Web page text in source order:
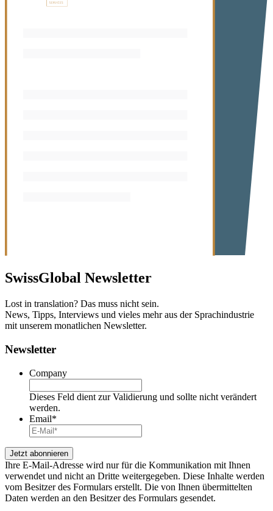
SwissGlobal Newsletter
Lost in translation? Das muss nicht sein.
News, Tipps, Interviews und vieles mehr aus der Sprachindustrie
mit unserem monatlichen Newsletter.
Newsletter
Company
Dieses Feld dient zur Validierung und sollte nicht verändert
werden.
Email*
Ihre E-Mail-Adresse wird nur für die Kommunikation mit Ihnen
verwendet und nicht an Dritte weitergegeben. Diese Inhalte werden
vom Besitzer des Formulars erstellt. Die von Ihnen übermittelten
Daten werden an den Besitzer des Formulars gesendet.